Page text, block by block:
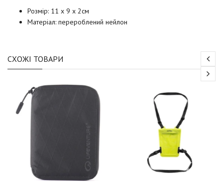
Розмір: 11 х 9 х 2см
Матеріал: перероблений нейлон
СХОЖІ ТОВАРИ